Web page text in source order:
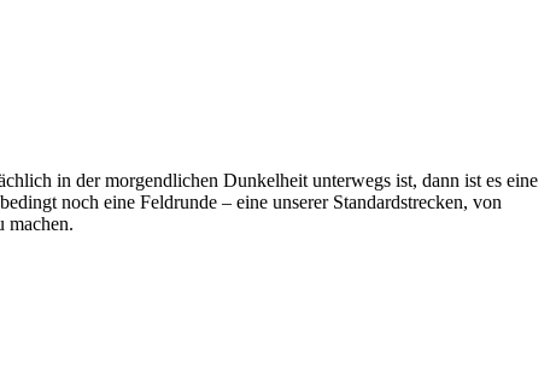
in der morgendlichen Dunkelheit unterwegs ist, dann ist es eine
noch eine Feldrunde – eine unserer Standardstrecken, von
machen.